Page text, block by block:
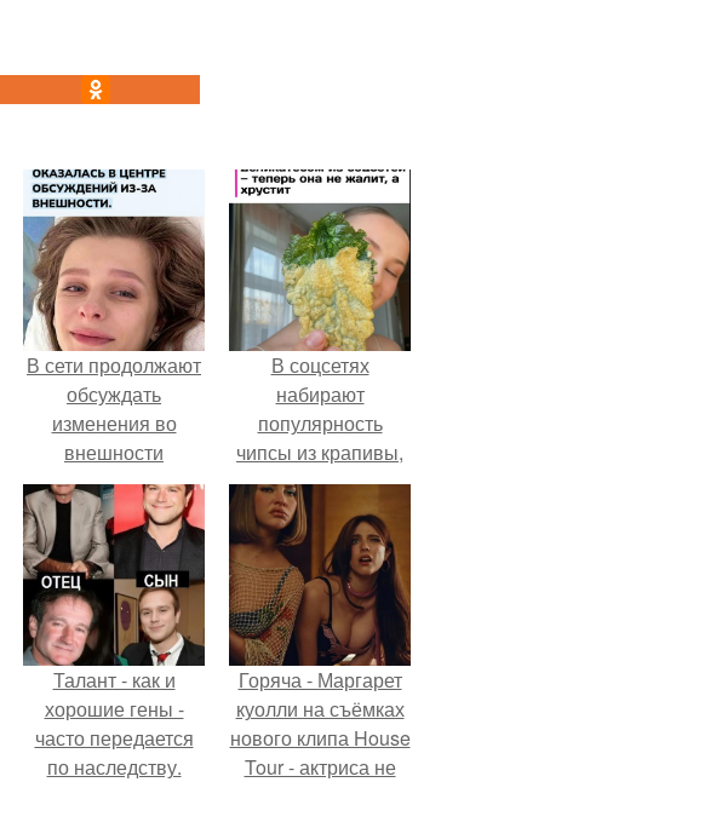
В сети продолжают
обсуждать
изменения во
внешности
актрисы.
В соцсетях
набирают
популярность
чипсы из крапивы,
которые
пользователи в
комментариях
называют
неожиданно
вкусными.
Талант - как и
хорошие гены -
часто передается
по наследству.
Горяча - Маргарет
куолли на съёмках
нового клипа House
Tour - актриса не